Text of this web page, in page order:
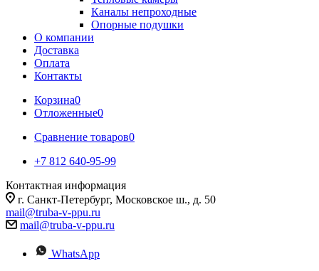
Каналы непроходные
Опорные подушки
О компании
Доставка
Оплата
Контакты
Корзина0
Отложенные0
Сравнение товаров0
+7 812 640-95-99
Контактная информация
г. Санкт-Петербург, Московское ш., д. 50
mail@truba-v-ppu.ru
mail@truba-v-ppu.ru
WhatsApp